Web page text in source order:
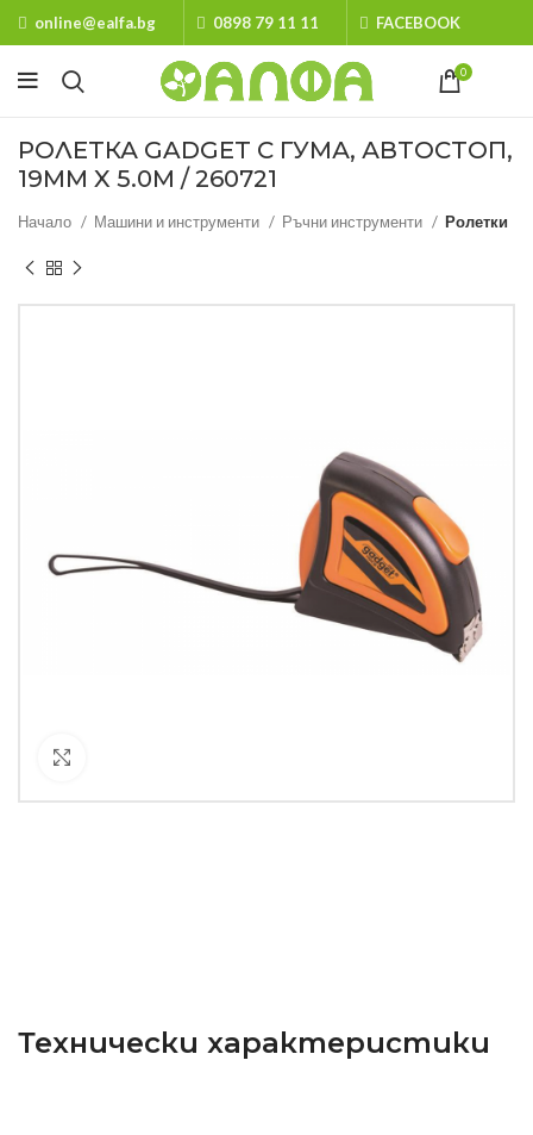
online@ealfa.bg 0898 79 11 11 FACEBOOK
0
РОЛЕТКА GADGET С ГУМА, АВТОСТОП,
19MM X 5.0M / 260721
Начало Машини и инструменти Ръчни инструменти Ролетки
Технически характеристики